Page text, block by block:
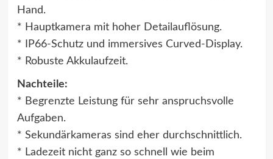
Hand.
* Hauptkamera mit hoher Detailauflösung.
* IP66-Schutz und immersives Curved-Display.
* Robuste Akkulaufzeit.
Nachteile:
* Begrenzte Leistung für sehr anspruchsvolle
Aufgaben.
* Sekundärkameras sind eher durchschnittlich.
* Ladezeit nicht ganz so schnell wie beim